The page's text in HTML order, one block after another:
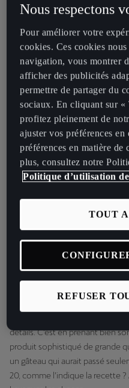
Quel concept se cache derrière
est la philosophie de votre
Personnellement, nous
neufs. Nous ne raffolons pas de
objets qui ont vraiment vécu.
racontent une histoire, celle de
apporter sa touche finale de
respecter l’environnement,
qualité qui résistent au temps.
Chez CUPRA, nous sommes
détails. C’est en prenant bien
produit sophistiqué de grande
un gâteau qui aurait passé
20, comme l’indique la recette ?
Nous respectons
Pour améliorer votre
cookies. Ces cookies
navigation, vous montrer
afficher des publicités
permettre de partager du
sociaux. En cliquant sur «
profitez pleinement de
ajuster vos préférences
préférences en matière
plus, consultez notre
Politique d’utilisation
REFUSER
TOUT